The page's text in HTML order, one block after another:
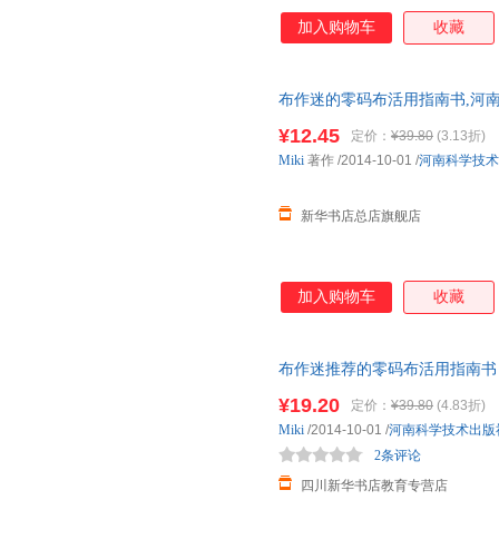
加入购物车 收藏
布作迷的零码布活用指南书,河
13284178503
¥12.45 定价： ¥39.80 (3.13折)
新华书店总店旗舰店
Miki 著作 /2014-10-01 /河南科学技
加入购物车 收藏
布作迷推荐的零码布活用指南
¥19.20 定价： ¥39.80 (4.83折)
四川新华书店教育专营店
2条评论
Miki /2014-10-01 /河南科学技术出版